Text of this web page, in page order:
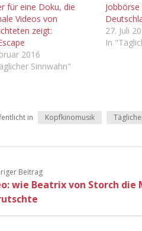
für eine Doku, die
Videos von
zeigt:
2016
Sinnwahn"
27. Juli
In
in Kopfkinomusik
Beitrag
wie Beatrix von Storch die